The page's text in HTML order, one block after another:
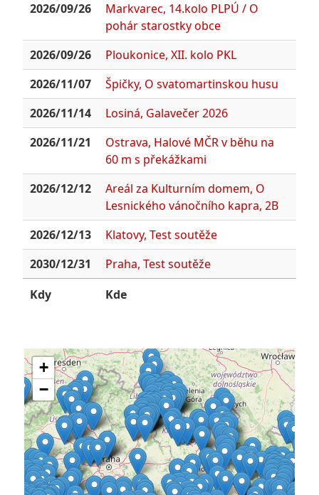
2026/09/26
Markvarec, 14.kolo PLPÚ / O
pohár starostky obce
2026/09/26
Ploukonice, XII. kolo PKL
2026/11/07
Špičky, O svatomartinskou husu
2026/11/14
Losiná, Galavečer 2026
2026/11/21
Ostrava, Halové MČR v běhu na
60 m s překážkami
2026/12/12
Areál za Kulturním domem, O
Lesnického vánočního kapra, 2B
2026/12/13
Klatovy, Test soutěže
2030/12/31
Praha, Test soutěže
Kdy
Kde